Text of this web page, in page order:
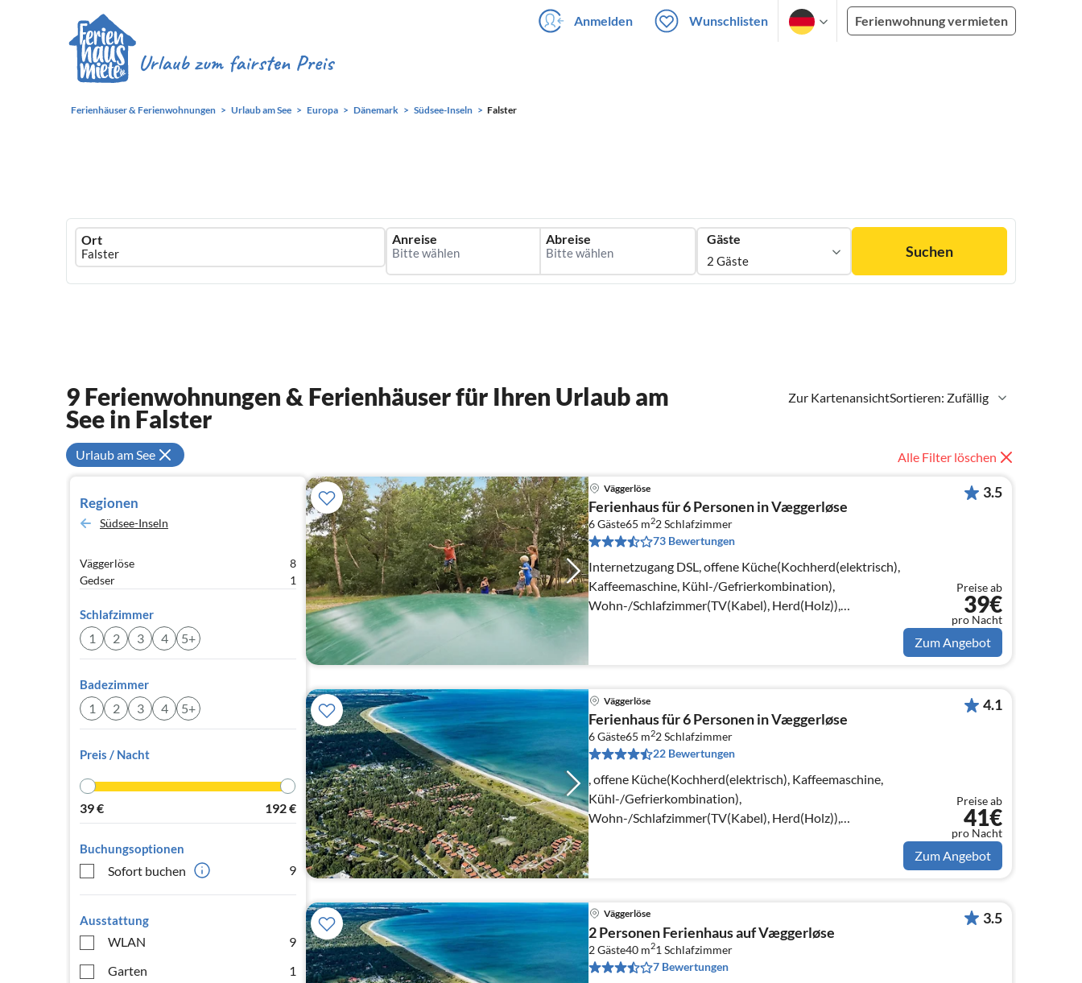
Anmelden Wunschlisten Ferienwohnung vermieten
Ferienhäuser & Ferienwohnungen Urlaub am See Europa Dänemark Südsee-Inseln Falster
Ferienhausmiete
logo
Ort Anreise Abreise Gäste
2 Gäste
Suchen
Zur KartenansichtSortieren: Zufällig
9 Ferienwohnungen & Ferienhäuser für Ihren Urlaub am
See in Falster
Urlaub am See Alle Filter löschen
Regionen
Südsee-Inseln
Väggerlöse
8
Gedser
1
Schlafzimmer
1 2 3 4 5+
Badezimmer
1 2 3 4 5+
Preis / Nacht
39€ 192€
Buchungsoptionen
Sofort buchen 9
Ausstattung
WLAN
9
Garten
1
Väggerlöse
Ferienhaus für 6 Personen in Væggerløse
6 Gäste65 m22Schlafzimmer
73 Bewertungen
Internetzugang DSL, offene Küche(Kochherd(elektrisch),
Kaffeemaschine, Kühl-/Gefrierkombination),
Wohn-/Schlafzimmer(TV(Kabel), Herd(Holz)),
3.5
Preise ab
39€
pro Nacht
Zum Angebot
Väggerlöse
Ferienhaus für 6 Personen in Væggerløse
6 Gäste65 m22Schlafzimmer
22 Bewertungen
, offene Küche(Kochherd(elektrisch), Kaffeemaschine,
Kühl-/Gefrierkombination),
Wohn-/Schlafzimmer(TV(Kabel), Herd(Holz)),
Schlafzimmer(4x Etagenbett), Schlafzimmer(2x
Einzelbett)
4.1
Preise ab
41€
pro Nacht
Zum Angebot
Väggerlöse
2 Personen Ferienhaus auf Væggerløse
2 Gäste40 m21 Schlafzimmer
7 Bewertungen
3.5